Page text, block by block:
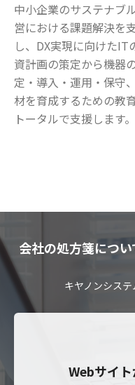
中小企業のサステナブ
営における課題解決を
し、DX実現に向けたIT
資計画の策定から機器
定・導入・運用・保守
材を育成するための教
トータルで支援します。
会社の処方箋につ
キヤノンシス
Webサイ